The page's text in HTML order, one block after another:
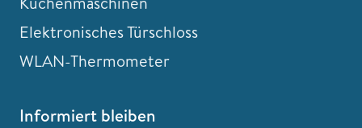
Elektronisches Türschloss
WLAN-Thermometer
Informiert bleiben